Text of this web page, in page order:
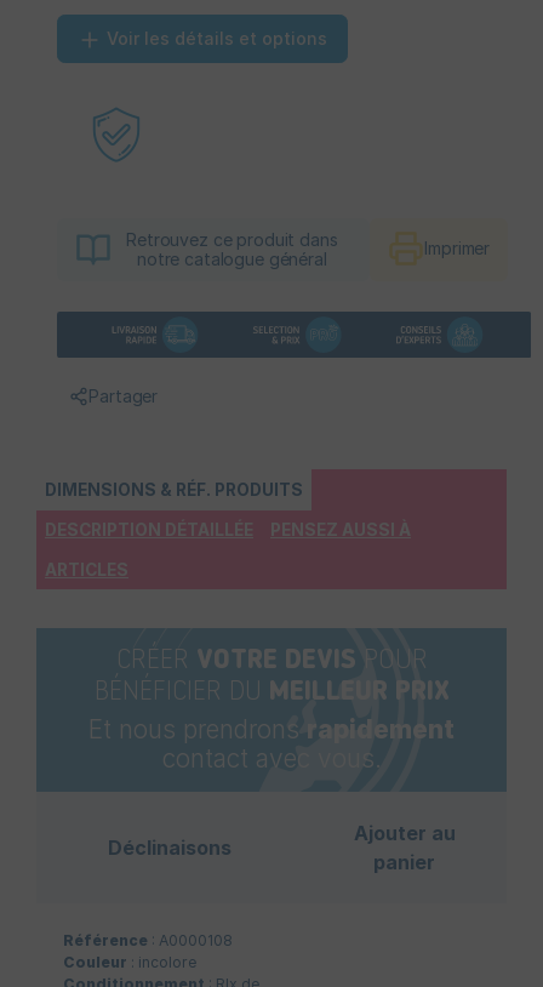
Voir les détails et options
Retrouvez ce produit dans
notre catalogue général
Imprimer
Partager
DIMENSIONS & RÉF. PRODUITS
DESCRIPTION DÉTAILLÉE PENSEZ AUSSI À
ARTICLES
CRÉER VOTRE DEVIS POUR
BÉNÉFICIER DU MEILLEUR PRIX
Et nous prendrons rapidement
contact avec vous.
Déclinaisons
Ajouter au
panier
Référence : A0000108
Couleur : incolore